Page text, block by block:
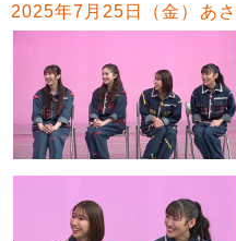
2025年7月25日（金）あ